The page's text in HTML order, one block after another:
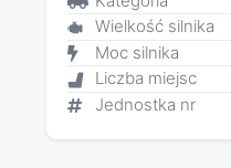
Wielkość silnika
Moc silnika
Liczba miejsc
Jednostka nr